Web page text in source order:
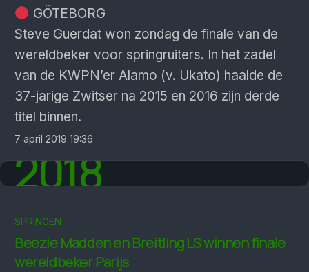
GÖTEBORG
Steve Guerdat won zondag de finale van de
wereldbeker voor springruiters. In het zadel
van de KWPN’er Alamo (v. Ukato) haalde de
37-jarige Zwitser na 2015 en 2016 zijn derde
titel binnen.
7 april 2019 19:36
2018
SPRINGEN
Beezie Madden en Breitling LS winnen finale
wereldbeker Parijs